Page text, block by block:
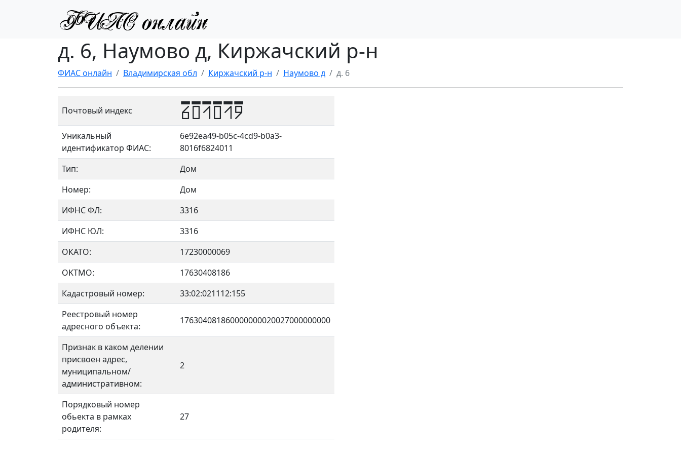
д. 6, Наумово д, Киржачский р-н
ФИАС онлайн Владимирская обл Киржачский р-н Наумово д д. 6
Почтовый индекс 601019
Уникальный
идентификатор ФИАС:
6e92ea49-b05c-4cd9-b0a3-
8016f6824011
Тип:
Дом
Номер:
Дом
ИФНС ФЛ:
3316
ИФНС ЮЛ:
3316
ОКАТО:
17230000069
OKTMO:
17630408186
Кадастровый номер:
33:02:021112:155
Реестровый номер
адресного объекта:
176304081860000000020027000000000
Признак в каком делении
присвоен адрес,
муниципальном/
административном:
2
Порядковый номер
обьекта в рамках
родителя:
27